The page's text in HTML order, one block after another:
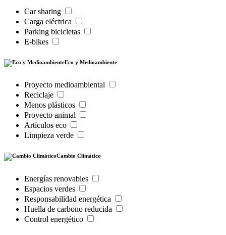
Car sharing
Carga eléctrica
Parking bicicletas
E-bikes
Eco y Medioambiente
Proyecto medioambiental
Reciclaje
Menos plásticos
Proyecto animal
Artículos eco
Limpieza verde
Cambio Climático
Energías renovables
Espacios verdes
Responsabilidad energética
Huella de carbono reducida
Control energético